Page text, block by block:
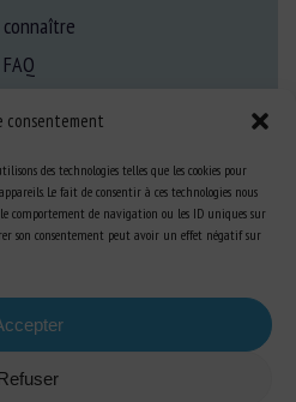
consentement
des technologies telles que les cookies pour
Le fait de consentir à ces technologies nous
comportement de navigation ou les ID uniques sur
son consentement peut avoir un effet négatif sur
connaître
FAQ
sur le BEA
au BEA
aux actualités